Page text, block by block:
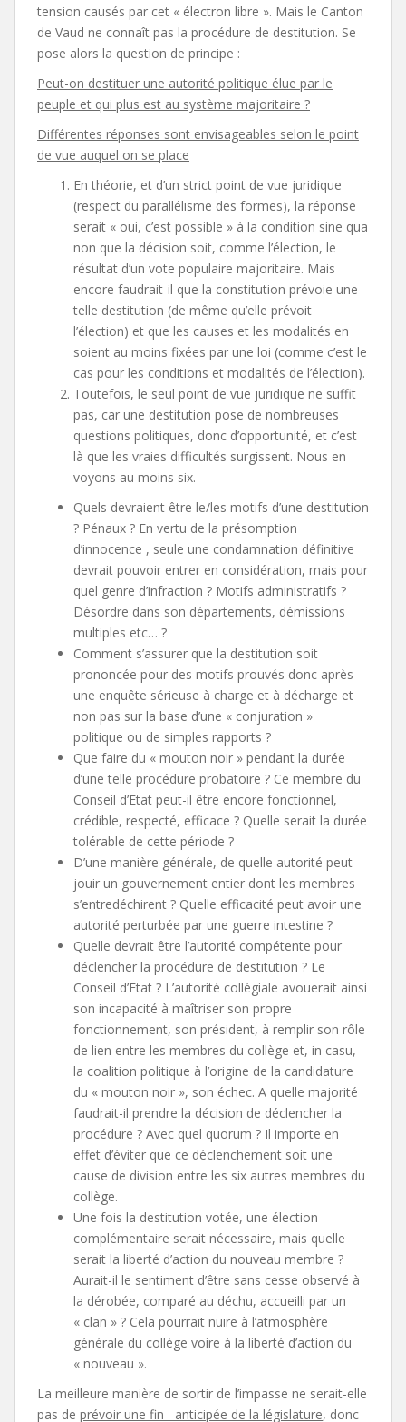
tension causés par cet « électron libre ». Mais le Canton
de Vaud ne connaît pas la procédure de destitution. Se
pose alors la question de principe :
Peut-on destituer une autorité politique élue par le
peuple et qui plus est au système majoritaire ?
Différentes réponses sont envisageables selon le point
de vue auquel on se place
En théorie, et d’un strict point de vue juridique
(respect du parallélisme des formes), la réponse
serait « oui, c’est possible » à la condition sine qua
non que la décision soit, comme l’élection, le
résultat d’un vote populaire majoritaire. Mais
encore faudrait-il que la constitution prévoie une
telle destitution (de même qu’elle prévoit
l’élection) et que les causes et les modalités en
soient au moins fixées par une loi (comme c’est le
cas pour les conditions et modalités de l’élection).
Toutefois, le seul point de vue juridique ne suffit
pas, car une destitution pose de nombreuses
questions politiques, donc d’opportunité, et c’est
là que les vraies difficultés surgissent. Nous en
voyons au moins six.
Quels devraient être le/les motifs d’une destitution
? Pénaux ? En vertu de la présomption
d’innocence , seule une condamnation définitive
devrait pouvoir entrer en considération, mais pour
quel genre d’infraction ? Motifs administratifs ?
Désordre dans son départements, démissions
multiples etc… ?
Comment s’assurer que la destitution soit
prononcée pour des motifs prouvés donc après
une enquête sérieuse à charge et à décharge et
non pas sur la base d’une « conjuration »
politique ou de simples rapports ?
Que faire du « mouton noir » pendant la durée
d’une telle procédure probatoire ? Ce membre du
Conseil d’Etat peut-il être encore fonctionnel,
crédible, respecté, efficace ? Quelle serait la durée
tolérable de cette période ?
D’une manière générale, de quelle autorité peut
jouir un gouvernement entier dont les membres
s’entredéchirent ? Quelle efficacité peut avoir une
autorité perturbée par une guerre intestine ?
Quelle devrait être l’autorité compétente pour
déclencher la procédure de destitution ? Le
Conseil d’Etat ? L’autorité collégiale avouerait ainsi
son incapacité à maîtriser son propre
fonctionnement, son président, à remplir son rôle
de lien entre les membres du collège et, in casu,
la coalition politique à l’origine de la candidature
du « mouton noir », son échec. A quelle majorité
faudrait-il prendre la décision de déclencher la
procédure ? Avec quel quorum ? Il importe en
effet d’éviter que ce déclenchement soit une
cause de division entre les six autres membres du
collège.
Une fois la destitution votée, une élection
complémentaire serait nécessaire, mais quelle
serait la liberté d’action du nouveau membre ?
Aurait-il le sentiment d’être sans cesse observé à
la dérobée, comparé au déchu, accueilli par un
« clan » ? Cela pourrait nuire à l’atmosphère
générale du collège voire à la liberté d’action du
« nouveau ».
La meilleure manière de sortir de l’impasse ne serait-elle
pas de prévoir une fin anticipée de la législature, donc